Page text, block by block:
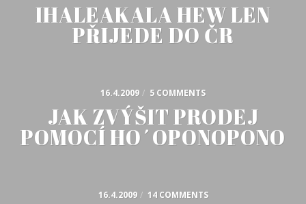
IHALEAKALA HEW LEN
PŘIJEDE DO ČR
16.4.2009 / 5 COMMENTS
JAK ZVÝŠIT PRODEJ
POMOCÍ HO´OPONOPONO
16.4.2009 / 14 COMMENTS